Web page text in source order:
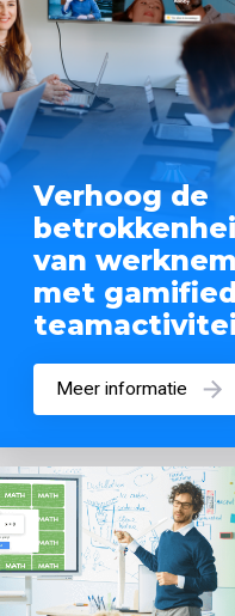
Verhoog de
van
met
Meer informatie